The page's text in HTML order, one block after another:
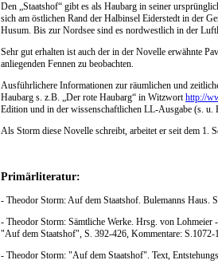
Den „Staatshof“ gibt es als Haubarg in seiner
sich am östlichen Rand der Halbinsel Eiderstedt in der
Husum. Bis zur Nordsee sind es nordwestlich in der
Sehr gut erhalten ist auch der in der Novelle erwähnte
anliegenden Fennen zu beobachten.
Ausführlichere Informationen zur räumlichen und
Haubarg s. z.B. „Der rote Haubarg“ in Witzworthttp://
Edition und in der wissenschaftlichen LL-Ausgabe (s. u.
Als Storm diese Novelle schreibt, arbeitet er seit dem 1.
Primärliteratur:
- Theodor Storm: Auf dem Staatshof. Bulemanns Haus.
- Theodor Storm: Sämtliche Werke. Hrsg. von Lohmeier
"Auf dem Staatshof", S. 392-426, Kommentare: S.1072-
- Theodor Storm: "Auf dem Staatshof". Text,